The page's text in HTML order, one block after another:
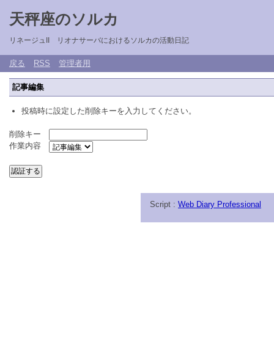
天秤座のソルカ
リネージュII リオナサーバにおけるソルカの活動日記
戻る RSS 管理者用
記事編集
投稿時に設定した削除キーを入力してください。
削除キー
作業内容
Script : Web Diary Professional